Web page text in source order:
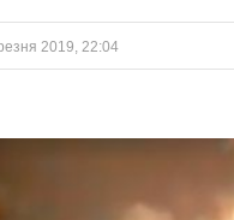
2019, 22:04